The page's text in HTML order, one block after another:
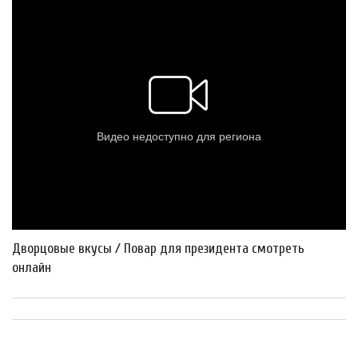
Дворцовые вкусы / Повар для президента смотреть
онлайн